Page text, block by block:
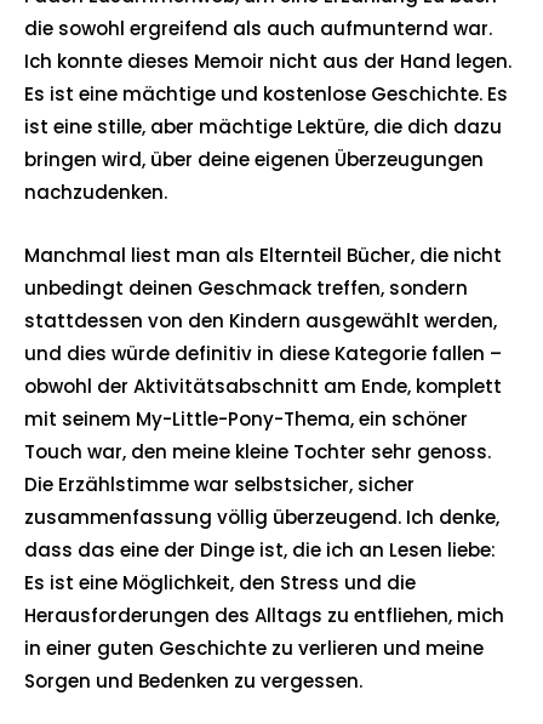
die sowohl ergreifend als auch aufmunternd war.
Ich konnte dieses Memoir nicht aus der Hand legen.
Es ist eine mächtige und kostenlose Geschichte. Es
ist eine stille, aber mächtige Lektüre, die dich dazu
bringen wird, über deine eigenen Überzeugungen
nachzudenken.
Manchmal liest man als Elternteil Bücher, die nicht
unbedingt deinen Geschmack treffen, sondern
stattdessen von den Kindern ausgewählt werden,
und dies würde definitiv in diese Kategorie fallen –
obwohl der Aktivitätsabschnitt am Ende, komplett
mit seinem My-Little-Pony-Thema, ein schöner
Touch war, den meine kleine Tochter sehr genoss.
Die Erzählstimme war selbstsicher, sicher
zusammenfassung völlig überzeugend. Ich denke,
dass das eine der Dinge ist, die ich an Lesen liebe:
Es ist eine Möglichkeit, den Stress und die
Herausforderungen des Alltags zu entfliehen, mich
in einer guten Geschichte zu verlieren und meine
Sorgen und Bedenken zu vergessen.